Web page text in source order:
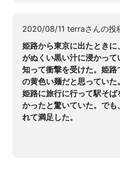
2020/08/11 terraさんの投
姫路から東京に出たとき
がぬくい黒い汁に浸かって
知って衝撃を受けた。姫
の黄色い麺だと思ってい
姫路に旅行に行って駅そ
かったと驚いていた。で
れて満足した。